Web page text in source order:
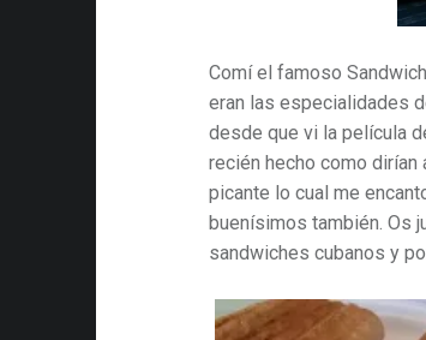
Comí el famoso
eran las especialidades
desde que vi la película
recién hecho como
picante lo cual me
buenísimos también. Os
sandwiches cubanos y